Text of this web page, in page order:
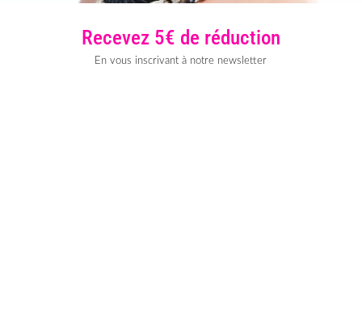
Recevez 5€ de réduction
En vous inscrivant à notre newsletter